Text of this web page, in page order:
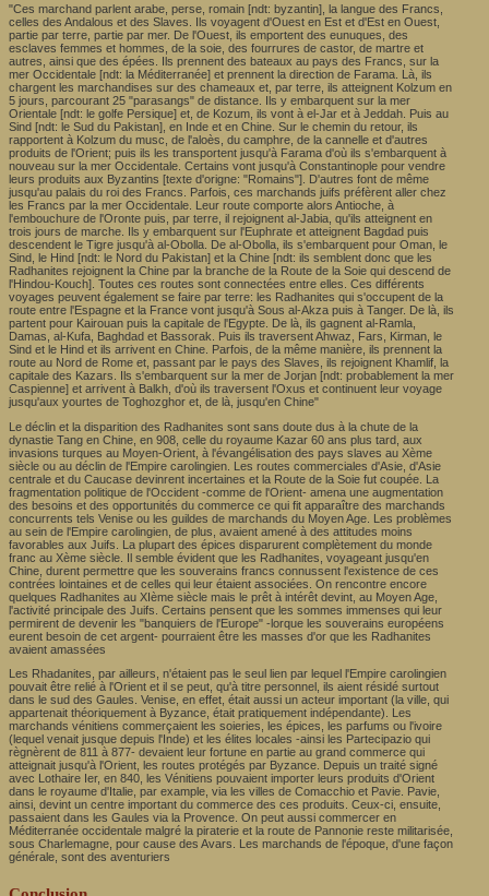
"Ces marchand parlent arabe, perse, romain [ndt: byzantin], la langue des Francs,
celles des Andalous et des Slaves. Ils voyagent d'Ouest en Est et d'Est en Ouest,
partie par terre, partie par mer. De l'Ouest, ils emportent des eunuques, des
esclaves femmes et hommes, de la soie, des fourrures de castor, de martre et
autres, ainsi que des épées. Ils prennent des bateaux au pays des Francs, sur la
mer Occidentale [ndt: la Méditerranée] et prennent la direction de Farama. Là, ils
chargent les marchandises sur des chameaux et, par terre, ils atteignent Kolzum en
5 jours, parcourant 25 "parasangs" de distance. Ils y embarquent sur la mer
Orientale [ndt: le golfe Persique] et, de Kozum, ils vont à el-Jar et à Jeddah. Puis au
Sind [ndt: le Sud du Pakistan], en Inde et en Chine. Sur le chemin du retour, ils
rapportent à Kolzum du musc, de l'aloès, du camphre, de la cannelle et d'autres
produits de l'Orient; puis ils les transportent jusqu'à Farama d'où ils s'embarquent à
nouveau sur la mer Occidentale. Certains vont jusqu'à Constantinople pour vendre
leurs produits aux Byzantins [texte d'origne: "Romains"]. D'autres font de même
jusqu'au palais du roi des Francs. Parfois, ces marchands juifs préfèrent aller chez
les Francs par la mer Occidentale. Leur route comporte alors Antioche, à
l'embouchure de l'Oronte puis, par terre, il rejoignent al-Jabia, qu'ils atteignent en
trois jours de marche. Ils y embarquent sur l'Euphrate et atteignent Bagdad puis
descendent le Tigre jusqu'à al-Obolla. De al-Obolla, ils s'embarquent pour Oman, le
Sind, le Hind [ndt: le Nord du Pakistan] et la Chine [ndt: ils semblent donc que les
Radhanites rejoignent la Chine par la branche de la Route de la Soie qui descend de
l'Hindou-Kouch]. Toutes ces routes sont connectées entre elles. Ces différents
voyages peuvent également se faire par terre: les Radhanites qui s'occupent de la
route entre l'Espagne et la France vont jusqu'à Sous al-Akza puis à Tanger. De là, ils
partent pour Kairouan puis la capitale de l'Egypte. De là, ils gagnent al-Ramla,
Damas, al-Kufa, Baghdad et Bassorak. Puis ils traversent Ahwaz, Fars, Kirman, le
Sind et le Hind et ils arrivent en Chine. Parfois, de la même manière, ils prennent la
route au Nord de Rome et, passant par le pays des Slaves, ils rejoignent Khamlif, la
capitale des Kazars. Ils s'embarquent sur la mer de Jorjan [ndt: probablement la mer
Caspienne] et arrivent à Balkh, d'où ils traversent l'Oxus et continuent leur voyage
jusqu'aux yourtes de Toghozghor et, de là, jusqu'en Chine"
Le déclin et la disparition des Radhanites sont sans doute dus à la chute de la
dynastie Tang en Chine, en 908, celle du royaume Kazar 60 ans plus tard, aux
invasions turques au Moyen-Orient, à l'évangélisation des pays slaves au Xème
siècle ou au déclin de l'Empire carolingien. Les routes commerciales d'Asie, d'Asie
centrale et du Caucase devinrent incertaines et la Route de la Soie fut coupée. La
fragmentation politique de l'Occident -comme de l'Orient- amena une augmentation
des besoins et des opportunités du commerce ce qui fit apparaître des marchands
concurrents tels Venise ou les guildes de marchands du Moyen Age. Les problèmes
au sein de l'Empire carolingien, de plus, avaient amené à des attitudes moins
favorables aux Juifs. La plupart des épices disparurent complètement du monde
franc au Xème siècle. Il semble évident que les Radhanites, voyageant jusqu'en
Chine, durent permettre que les souverains francs connussent l'existence de ces
contrées lointaines et de celles qui leur étaient associées. On rencontre encore
quelques Radhanites au XIème siècle mais le prêt à intérêt devint, au Moyen Age,
l'activité principale des Juifs. Certains pensent que les sommes immenses qui leur
permirent de devenir les "banquiers de l'Europe" -lorque les souverains européens
eurent besoin de cet argent- pourraient être les masses d'or que les Radhanites
avaient amassées
Les Rhadanites, par ailleurs, n'étaient pas le seul lien par lequel l'Empire carolingien
pouvait être relié à l'Orient et il se peut, qu'à titre personnel, ils aient résidé surtout
dans le sud des Gaules. Venise, en effet, était aussi un acteur important (la ville, qui
appartenait théoriquement à Byzance, était pratiquement indépendante). Les
marchands vénitiens commerçaient les soieries, les épices, les parfums ou l'ivoire
(lequel venait jusque depuis l'Inde) et les élites locales -ainsi les Partecipazio qui
règnèrent de 811 à 877- devaient leur fortune en partie au grand commerce qui
atteignait jusqu'à l'Orient, les routes protégés par Byzance. Depuis un traité signé
avec Lothaire Ier, en 840, les Vénitiens pouvaient importer leurs produits d'Orient
dans le royaume d'Italie, par example, via les villes de Comacchio et Pavie. Pavie,
ainsi, devint un centre important du commerce des ces produits. Ceux-ci, ensuite,
passaient dans les Gaules via la Provence. On peut aussi commercer en
Méditerranée occidentale malgré la piraterie et la route de Pannonie reste militarisée,
sous Charlemagne, pour cause des Avars. Les marchands de l'époque, d'une façon
générale, sont des aventuriers